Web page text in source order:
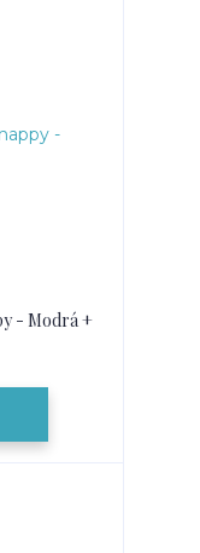
- Modrá +